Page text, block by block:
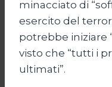
minacciato di
esercito del
potrebbe iniziare
visto che “tutti i
ultimati”.